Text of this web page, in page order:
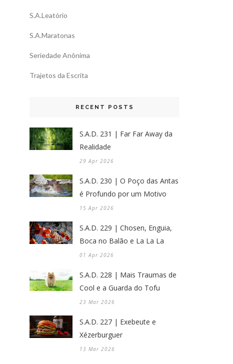
S.A.Leatório
S.A.Maratonas
Seriedade Anônima
Trajetos da Escrita
RECENT POSTS
S.A.D. 231 | Far Far Away da
Realidade
29 Apr 2026
S.A.D. 230 | O Poço das Antas
é Profundo por um Motivo
15 Apr 2026
S.A.D. 229 | Chosen, Enguia,
Boca no Balão e La La La
01 Apr 2026
S.A.D. 228 | Mais Traumas de
Cool e a Guarda do Tofu
23 Mar 2026
S.A.D. 227 | Exebeute e
Xézerburguer
13 Mar 2026